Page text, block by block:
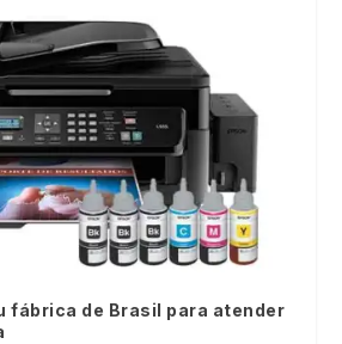
fábrica de Brasil para atender